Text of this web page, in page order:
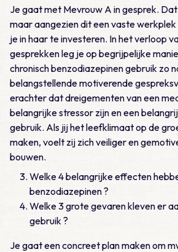
Je gaat met Mevrouw A in gesprek.
maar aangezien dit een vaste
je in haar te investeren. In het verloop
gesprekken leg je op begrijpelijke
chronisch benzodiazepinen gebruik zo
belangstellende motiverende
erachter dat dreigementen van een
belangrijke stressor zijn en een
gebruik. Als jij het leefklimaat op de
maken, voelt zij zich veiliger en
bouwen.
Welke 4 belangrijke effecten
benzodiazepinen ?
Welke 3 grote gevaren kleven er
gebruik ?
Je gaat een concreet plan maken om